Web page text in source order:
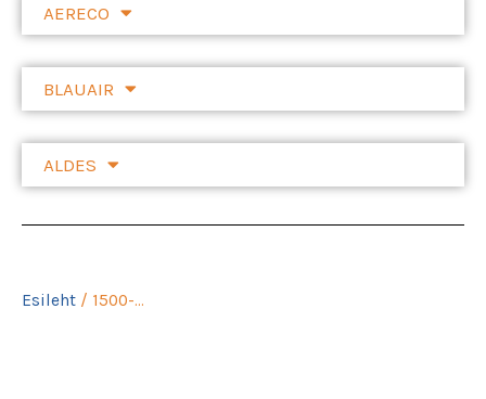
AERECO
BLAUAIR
ALDES
Esileht / 1500-...